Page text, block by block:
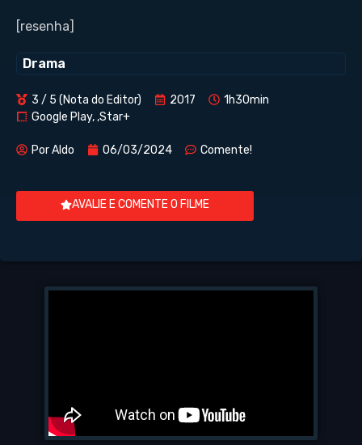
[resenha]
Drama
3 / 5 (Nota do Editor) 2017
1h30min
Google Play, ,Star+
PorAldo 06/03/2024 Comente!
AVALIE E COMENTE O FILME